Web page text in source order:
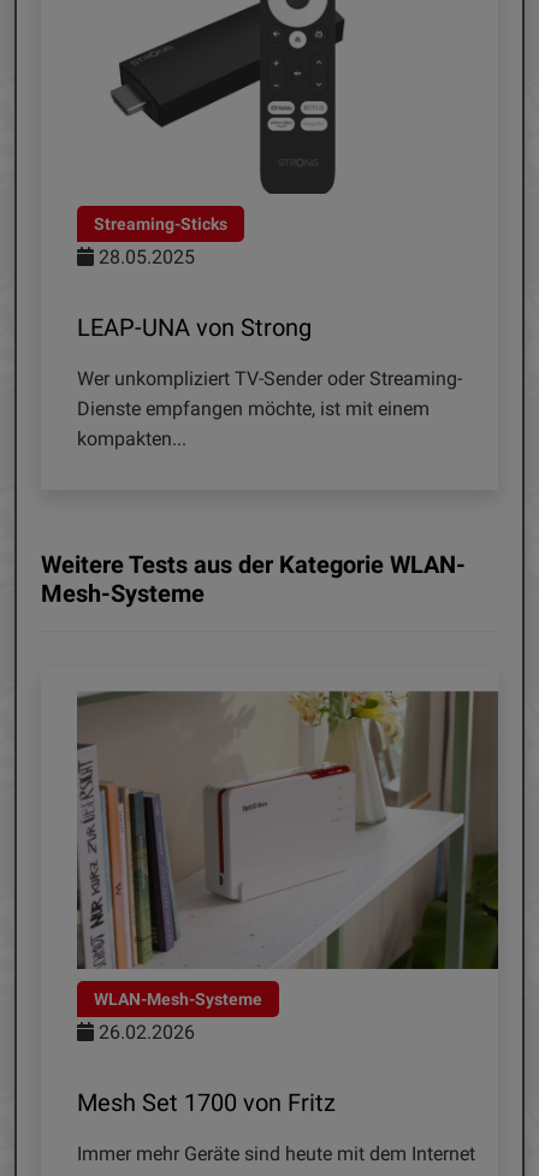
Sticks
UNA von Strong
unkompliziert TV-Sender oder Streaming-
empfangen möchte, ist mit einem
Nach dem
suchen viele
Weitere Tests aus der Kategorie WLAN-
Mesh-Systeme
WLAN-Mesh-Systeme
26.02.2026
Mesh Set 1700 von Fritz
Immer mehr Geräte sind heute mit dem Internet